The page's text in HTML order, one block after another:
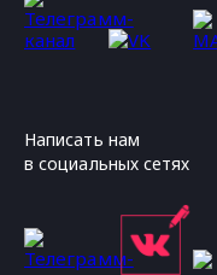
Написать нам
в социальных сетях